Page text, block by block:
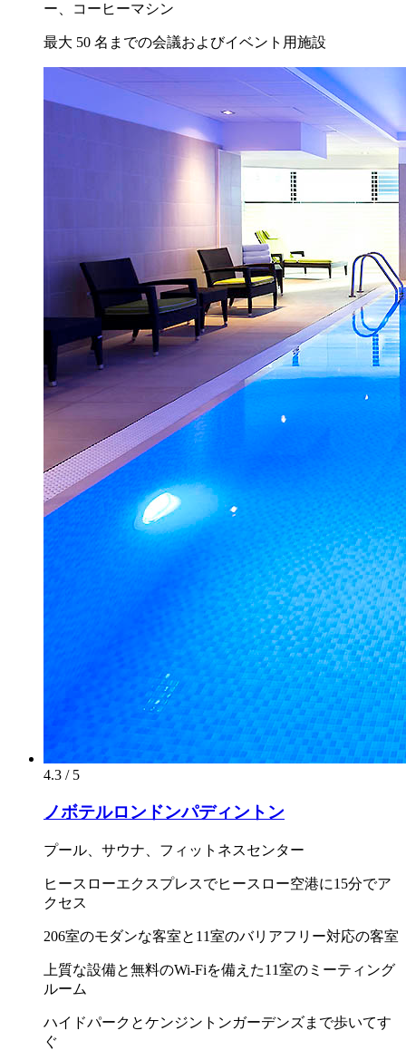
ー、コーヒーマシン
最大 50 名までの会議およびイベント用施設
4.3 / 5
ノボテルロンドンパディントン
プール、サウナ、フィットネスセンター
ヒースローエクスプレスでヒースロー空港に15分でア
クセス
206室のモダンな客室と11室のバリアフリー対応の客室
上質な設備と無料のWi-Fiを備えた11室のミーティング
ルーム
ハイドパークとケンジントンガーデンズまで歩いてす
ぐ